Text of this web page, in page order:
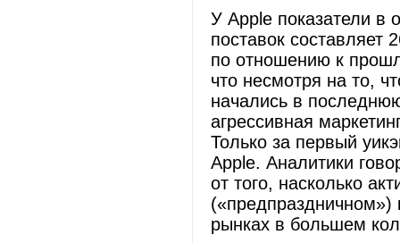
У Apple показатели в
поставок
по отношению к
что несмотря на то,
начались в
агрессивная
Только за первый
Apple. Аналитики
от того, насколько
(«предпраздничном»)
рынках в большем